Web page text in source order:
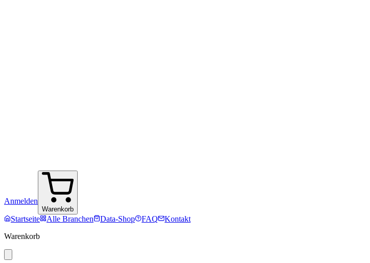
Anmelden
Warenkorb
Startseite Alle Branchen Data-Shop FAQ
Kontakt
Warenkorb